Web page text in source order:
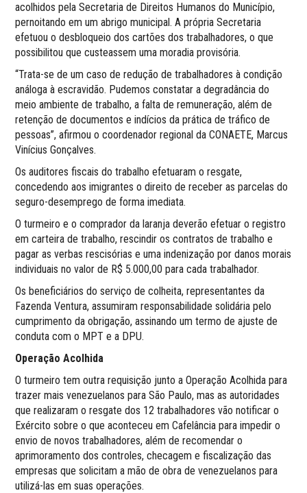
acolhidos pela Secretaria de Direitos Humanos do Município,
pernoitando em um abrigo municipal. A própria Secretaria
efetuou o desbloqueio dos cartões dos trabalhadores, o que
possibilitou que custeassem uma moradia provisória.
“Trata-se de um caso de redução de trabalhadores à condição
análoga à escravidão. Pudemos constatar a degradância do
meio ambiente de trabalho, a falta de remuneração, além de
retenção de documentos e indícios da prática de tráfico de
pessoas”, afirmou o coordenador regional da CONAETE, Marcus
Vinícius Gonçalves.
Os auditores fiscais do trabalho efetuaram o resgate,
concedendo aos imigrantes o direito de receber as parcelas do
seguro-desemprego de forma imediata.
O turmeiro e o comprador da laranja deverão efetuar o registro
em carteira de trabalho, rescindir os contratos de trabalho e
pagar as verbas rescisórias e uma indenização por danos morais
individuais no valor de R$ 5.000,00 para cada trabalhador.
Os beneficiários do serviço de colheita, representantes da
Fazenda Ventura, assumiram responsabilidade solidária pelo
cumprimento da obrigação, assinando um termo de ajuste de
conduta com o MPT e a DPU.
Operação Acolhida
O turmeiro tem outra requisição junto a Operação Acolhida para
trazer mais venezuelanos para São Paulo, mas as autoridades
que realizaram o resgate dos 12 trabalhadores vão notificar o
Exército sobre o que aconteceu em Cafelância para impedir o
envio de novos trabalhadores, além de recomendar o
aprimoramento dos controles, checagem e fiscalização das
empresas que solicitam a mão de obra de venezuelanos para
utilizá-las em suas operações.